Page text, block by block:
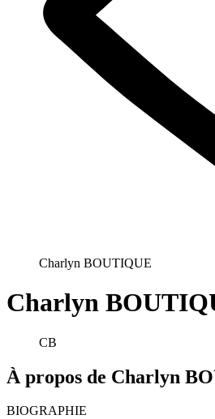
Charlyn BOUTIQUE
Charlyn
CB
À propos de Charlyn
BIOGRAPHIE